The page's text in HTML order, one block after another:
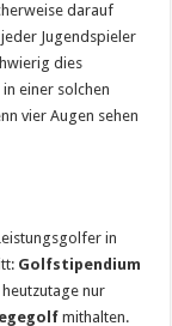
darauf
Jugendspieler
dies
einer solchen
vier Augen sehen
in
Golfstipendium
nur
mithalten.